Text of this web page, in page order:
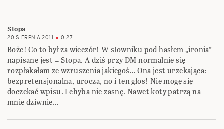
Stopa
20 SIERPNIA 2011 0:27
Boże! Co to był za wieczór! W slowniku pod hasłem „ironia”
napisane jest = Stopa. A dziś przy DM normalnie się
rozpłakałam ze wzruszenia jakiegoś… Ona jest urzekająca:
bezpretensjonalna, urocza, no i ten głos! Nie mogę się
doczekać wpisu. I chyba nie zasnę. Nawet koty patrzą na
mnie dziwnie…